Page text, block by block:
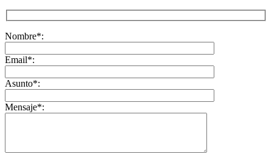
Nombre*:
Email*:
Asunto*:
Mensaje*: